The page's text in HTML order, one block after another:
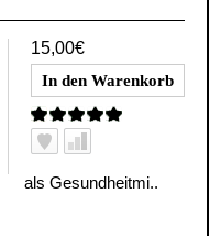
15,00€
als Gesundheitmi..